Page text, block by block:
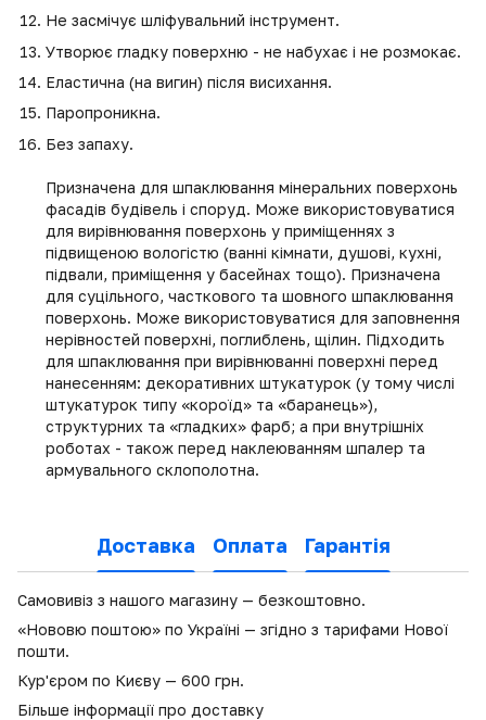
Не засмічує шліфувальний інструмент.
Утворює гладку поверхню - не набухає і не розмокає.
Еластична (на вигин) після висихання.
Паропроникна.
Без запаху.
Призначена для шпаклювання мінеральних поверхонь
фасадів будівель і споруд. Може використовуватися
для вирівнювання поверхонь у приміщеннях з
підвищеною вологістю (ванні кімнати, душові, кухні,
підвали, приміщення у басейнах тощо). Призначена
для суцільного, часткового та шовного шпаклювання
поверхонь. Може використовуватися для заповнення
нерівностей поверхні, поглиблень, щілин. Підходить
для шпаклювання при вирівнюванні поверхні перед
нанесенням: декоративних штукатурок (у тому числі
штукатурок типу «короїд» та «баранець»),
структурних та «гладких» фарб; а при внутрішніх
роботах - також перед наклеюванням шпалер та
армувального склополотна.
Доставка Оплата Гарантія
Самовивіз з нашого магазину — безкоштовно.
«Нововю поштою» по Україні — згідно з тарифами Нової
пошти.
Кур'єром по Києву — 600 грн.
Більше інформації про доставку